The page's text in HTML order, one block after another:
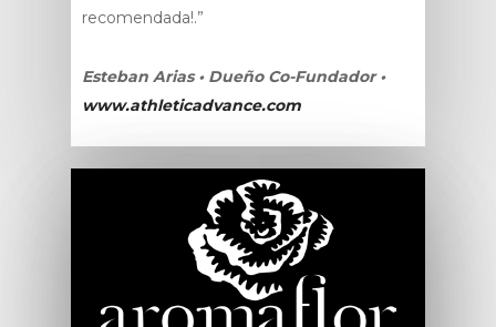
recomendada!.”
Esteban Arias • Dueño Co-Fundador •
www.athleticadvance.com